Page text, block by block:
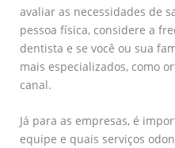
avaliar as necessidades de
pessoa física, considere a
dentista e se você ou sua
mais especializados, como
canal.
Já para as empresas, é
equipe e quais serviços